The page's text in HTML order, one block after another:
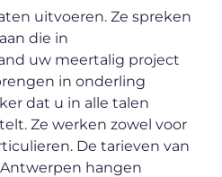
uitvoeren. Ze spreken
die in
uw meertalig project
in onderling
dat u in alle talen
Ze werken zowel voor
De tarieven van
hangen